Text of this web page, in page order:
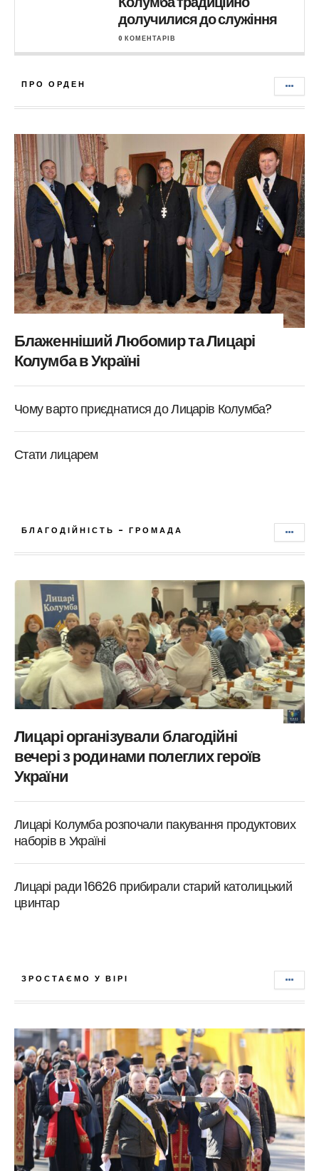
долучилися до служіння
0 КОМЕНТАРІВ
ПРО ОРДЕН
Блаженніший Любомир та Лицарі
Колумба в Україні
Чому варто приєднатися до Лицарів Колумба?
Стати лицарем
БЛАГОДІЙНІСТЬ - ГРОМАДА
Лицарі організували благодійні
вечері з родинами полеглих героїв
України
Лицарі Колумба розпочали пакування продуктових
наборів в Україні
Лицарі ради 16626 прибирали старий католицький
цвинтар
ЗРОСТАЄМО У ВІРІ